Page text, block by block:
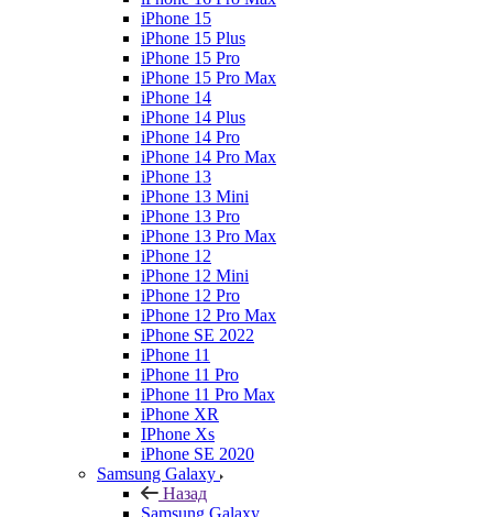
iPhone 15
iPhone 15 Plus
iPhone 15 Pro
iPhone 15 Pro Max
iPhone 14
iPhone 14 Plus
iPhone 14 Pro
iPhone 14 Pro Max
iPhone 13
iPhone 13 Mini
iPhone 13 Pro
iPhone 13 Pro Max
iPhone 12
iPhone 12 Mini
iPhone 12 Pro
iPhone 12 Pro Max
iPhone SE 2022
iPhone 11
iPhone 11 Pro
iPhone 11 Pro Max
iPhone XR
IPhone Xs
iPhone SE 2020
Samsung Galaxy
Назад
Samsung Galaxy